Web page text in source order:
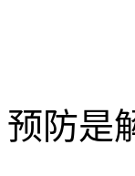
预防是